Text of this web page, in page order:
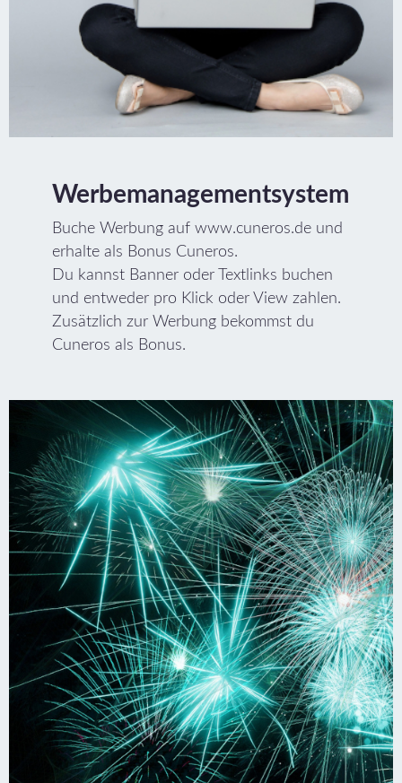
Werbemanagementsystem
Buche Werbung auf www.cuneros.de und
erhalte als Bonus Cuneros.
Du kannst Banner oder Textlinks buchen
und entweder pro Klick oder View zahlen.
Zusätzlich zur Werbung bekommst du
Cuneros als Bonus.